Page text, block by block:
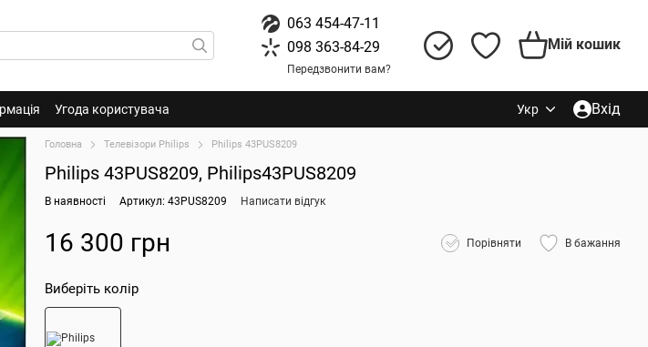
063 454-47-11
098 363-84-29
Передзвонити вам?
Мій кошик
Угода користувача Укр Вхід
Головна Телевізори Philips Philips 43PUS8209
Philips 43PUS8209, Philips43PUS8209
В наявності Артикул: 43PUS8209 Написати відгук
16 300 грн Порівняти В бажання
Виберіть колір